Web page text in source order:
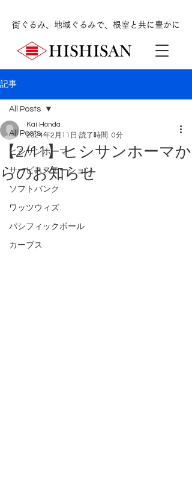
街ぐるみ、地域ぐるみで、根室と共に豊かに
記事
All Posts
ヒシサンホーマ
サービスステーション
ソフトバンク
ワッツウィズ
パシフィックボール
カーブス
All Posts
【2/11】ヒシサンホーマか
らのお知らせ
Kai Honda
2024年2月11日 読了時間: 0分